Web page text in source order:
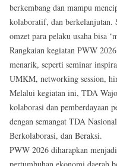
berkembang dan mampu
kolaboratif, dan berkelanjutan.
omzet para pelaku usaha bisa
Rangkaian kegiatan PWW
menarik, seperti seminar
UMKM, networking session,
Melalui kegiatan ini, TDA
kolaborasi dan pemberdayaan
dengan semangat TDA
Berkolaborasi, dan Beraksi.
PWW 2026 diharapkan